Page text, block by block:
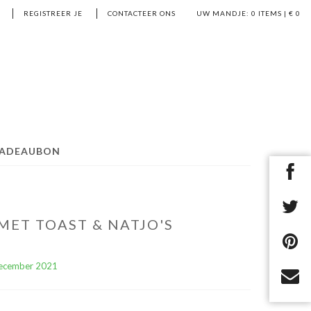
UW MANDJE: 0 ITEMS | € 0
REGISTREER JE CONTACTEER ONS
TOAST & NATJO'S
2021